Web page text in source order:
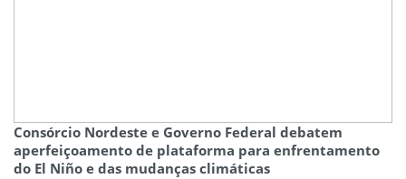
Consórcio Nordeste e Governo Federal debatem
aperfeiçoamento de plataforma para enfrentamento
do El Niño e das mudanças climáticas